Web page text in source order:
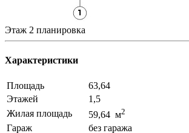
Этаж 2 планировка
Характеристики
Площадь
63,64
Этажей
1,5
Жилая площадь
59,64 м2
Гараж без гаража